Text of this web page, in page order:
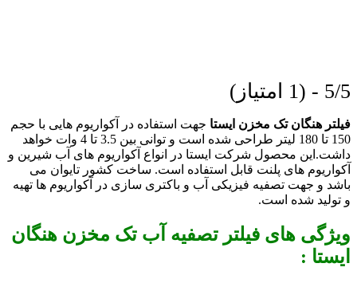
5/5 - (1 امتیاز)
فیلتر هنگان تک مخزن ایستا جهت استفاده در آکواریوم هایی با حجم
150 تا 180 لیتر طراحی شده است و توانی بین 3.5 تا 4 وات خواهد
داشت. این محصول شرکت ایستا در انواع آکواریوم های آب شیرین و
آکواریوم های پلنت قابل استفاده است. ساخت کشور تایوان می
باشد و جهت تصفیه فیزیکی آب و باکتری سازی در آکواریوم ها تهیه
و تولید شده است.
ویژگی های فیلتر تصفیه آب تک مخزن هنگان
ایستا :